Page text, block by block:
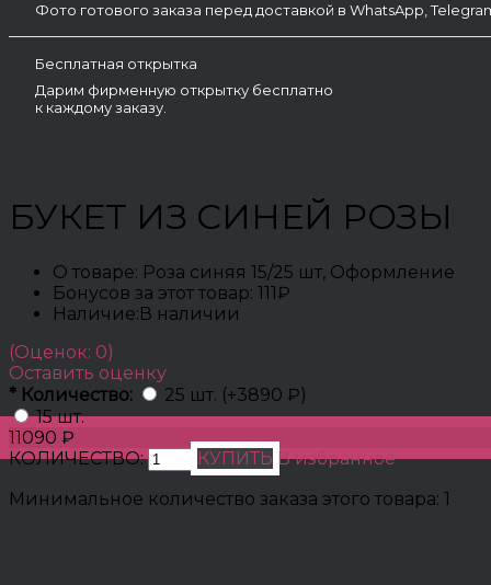
Фото готового заказа перед доставкой в WhatsApp,
Бесплатная открытка
Дарим фирменную открытку бесплатно
к каждому заказу.
БУКЕТ ИЗ СИНЕЙ РОЗЫ
О товаре: Роза синяя 15/25 шт, Оформление
Бонусов за этот товар: 111₽
Наличие:В наличии
(Оценок: 0)
Оставить оценку
* Количество:
25 шт. (+3890 ₽)
15 шт.
11090 ₽
КОЛИЧЕСТВО:
КУПИТЬ В избранное
Минимальное количество заказа этого товара: 1